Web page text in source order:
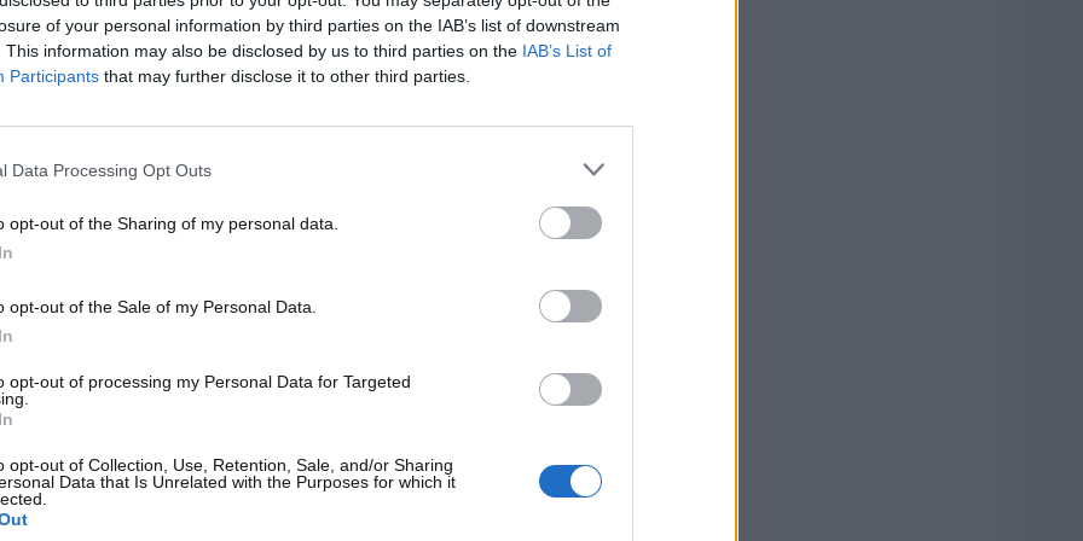
of your personal information by third parties on the IAB’s list of downstream
This information may also be disclosed by us to third parties on the IAB’s List of
Participants that may further disclose it to other third parties.
Data Processing Opt Outs
opt-out of the Sharing of my personal data.
opt-out of the Sale of my Personal Data.
opt-out of processing my Personal Data for Targeted
opt-out of Collection, Use, Retention, Sale, and/or Sharing
Data that Is Unrelated with the Purposes for which it
fonti come il sito dell’Automobile Club d’Italia o
avere un’idea chiara e di evitare di svendere il proprio
di fabbrica. Prima di procedere all’acquisto, è
riguardanti il modello specifico, disponibili su forum
di eventuali difetti comuni aiuterà a non farsi abbindolare
notevole sui potenziali acquirenti
tecnica, nota come “fomo”, anagramma di fear of
affrettate. È fondamentale mantenere la calma e
Un consiglio utile è quello di visitare il
mese o del trimestre, quando i venditori sono più
di vendita.